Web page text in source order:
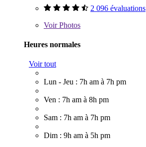
2 096 évaluations
VoirPhotos
Heures normales
Voir tout
Lun - Jeu : 7h am à 7h pm
Ven : 7h am à 8h pm
Sam : 7h am à 7h pm
Dim : 9h am à 5h pm